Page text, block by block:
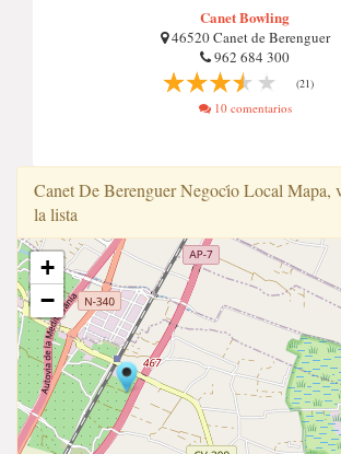
Canet Bowling
46520 Canet de Berenguer
962 684 300
(21)
10 comentarios
Canet De Berenguer Negoci̇o Local Mapa,
la lista
+
−